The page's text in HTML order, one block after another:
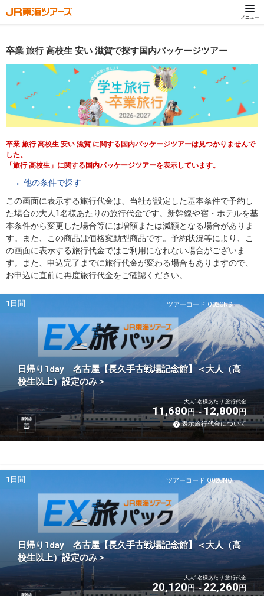
メニュー
卒業 旅行 高校生 安い 滋賀で探す国内パッケージツアー
卒業 旅行 高校生 安い 滋賀 に関する国内パッケージツアーは見つかりませんで
した。
「旅行 高校生」に関する国内パッケージツアーを表示しています。
他の条件で探す
この画面に表示する旅行代金は、当社が設定した基本条件で予約し
た場合の大人1名様あたりの旅行代金です。新幹線や宿・ホテルを基
本条件から変更した場合等には増額または減額となる場合がありま
す。また、この商品は価格変動型商品です。予約状況等により、こ
の画面に表示する旅行代金ではご利用になれない場合がございま
す。また、申込完了までに旅行代金が変わる場合もありますので、
お申込に直前に再度旅行代金をご確認ください。
ツアーコード Q02CNS
1日間
日帰り1day 名古屋【長久手古戦場記念館】＜大人（高
校生以上）設定のみ＞
新幹線
大人1名様あたり 旅行代金
11,680円 12,800円
表示旅行代金について
ツアーコード Q02CNQ
1日間
日帰り1day 名古屋【長久手古戦場記念館】＜大人（高
校生以上）設定のみ＞
新幹線
大人1名様あたり 旅行代金
20,120円 22,260円